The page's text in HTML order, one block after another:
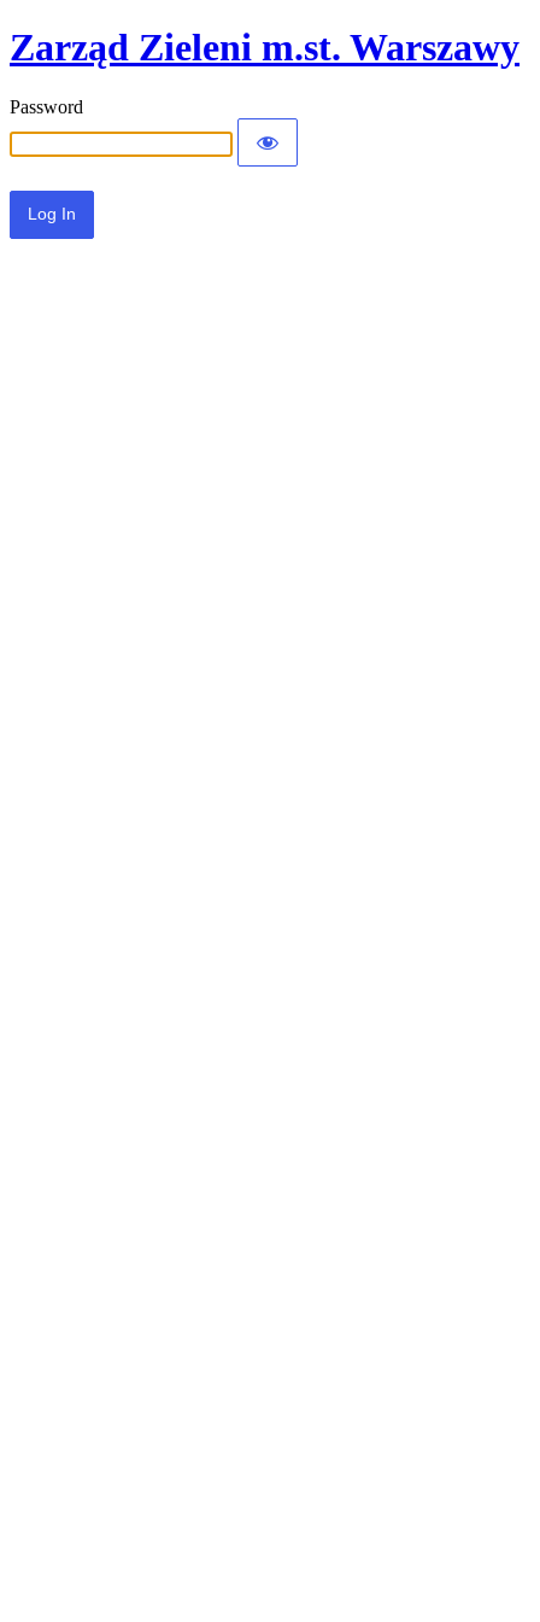
Zarząd Zieleni m.st. Warszawy
Password